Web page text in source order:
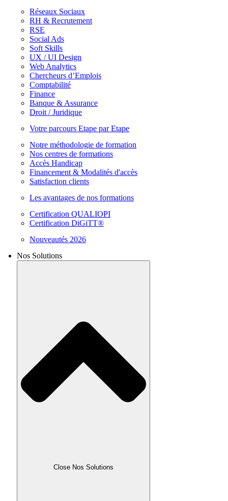
Réseaux Sociaux
RH & Recrutement
RSE
Social Ads
Soft Skills
UX / UI Design
Web Analytics
Chercheurs d’Emplois
Comptabilité
Finance
Banque & Assurance
Droit / Juridique
Votre parcours Etape par Etape
Notre méthodologie de formation
Nos centres de formations
Accès Handicap
Financement & Modalités d'accès
Satisfaction clients
Les avantages de nos formations
Certification QUALIOPI
Certification DiGiTT®
Nouveautés 2026
Nos Solutions
Close Nos Solutions